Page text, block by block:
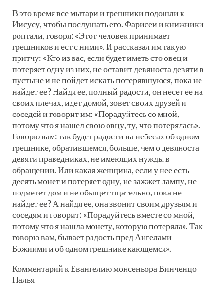
В это время все мытари и грешники подошли к
Иисусу, чтобы послушать его. Фарисеи и книжники
роптали, говоря: «Этот человек принимает
грешников и ест с ними». И рассказал им такую ​​
притчу: «Кто из вас, если будет иметь сто овец и
потеряет одну из них, не оставит девяноста девяти в
пустыне и не пойдет искать потерявшуюся, пока не
найдет ее? Найдя ее, полный радости, он несет ее на
своих плечах, идет домой, зовет своих друзей и
соседей и говорит им: «Порадуйтесь со мной,
потому что я нашел свою овцу, ту, что потерялась».
Говорю вам: так будет радости на небесах об одном
грешнике, обратившемся, больше, чем о девяноста
девяти праведниках, не имеющих нужды в
обращении. Или какая женщина, если у нее есть
десять монет и потеряет одну, не зажжет лампу, не
подметет дом и не обыщет тщательно, пока не
найдет ее? А найдя ее, она звонит своим друзьям и
соседям и говорит: «Порадуйтесь вместе со мной,
потому что я нашла монету, которую потеряла». Так
говорю вам, бывает радость пред Ангелами
Божиими и об одном грешнике кающемся».
Комментарий к Евангелию монсеньора Винченцо
Палья